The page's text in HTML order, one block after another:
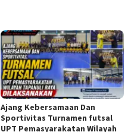
Ajang Kebersamaan Dan
Sportivitas Turnamen futsal
UPT Pemasyarakatan Wilayah